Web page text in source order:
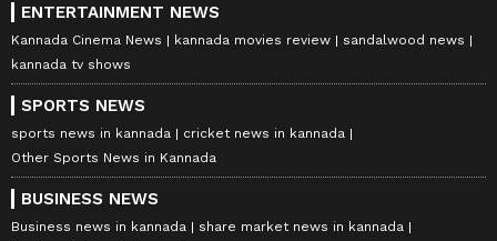
ENTERTAINMENT NEWS
Kannada Cinema News kannada movies review
sandalwood news
kannada tv shows
SPORTS NEWS
sports news in kannada
cricket news in kannada
Other Sports News in Kannada
BUSINESS NEWS
Business news in kannada
share market news in kannada